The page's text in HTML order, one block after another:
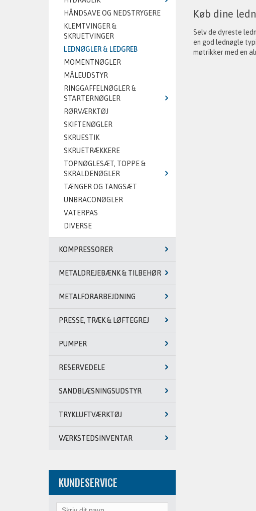
HÅNDSAVE OG NEDSTRYGERE
KLEMTVINGER &
SKRUETVINGER
LEDNØGLER & LEDGREB
MOMENTNØGLER
MÅLEUDSTYR
RINGGAFFELNØGLER &
STARTERNØGLER
RØRVÆRKTØJ
SKIFTENØGLER
SKRUESTIK
SKRUETRÆKKERE
TOPNØGLESÆT, TOPPE &
SKRALDENØGLER
TÆNGER OG TANGSÆT
UNBRACONØGLER
VATERPAS
DIVERSE
KOMPRESSORER
METALDREJEBÆNK & TILBEHØR
METALFORARBEJDNING
PRESSE, TRÆK & LØFTEGREJ
PUMPER
RESERVEDELE
SANDBLÆSNINGSUDSTYR
TRYKLUFTVÆRKTØJ
VÆRKSTEDSINVENTAR
KUNDESERVICE
Køb dine
Selv de dyreste
en god lednøgle
møtrikker med en